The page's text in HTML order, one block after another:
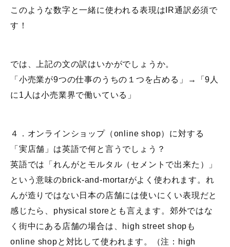
このような数字と一緒に使われる表現はIR通訳必須で
す！
では、上記の文の訳はいかがでしょうか。
「小売業が9つの仕事のうちの１つを占める」→「9人
に1人は小売業界で働いている」
４．オンラインショップ（online shop）に対する
「実店舗」は英語で何と言うでしょう？
英語では「れんがとモルタル（セメントで出来た）」
という意味のbrick-and-mortarがよく使われます。れ
んが造りではない日本の店舗には使いにくい表現だと
感じたら、physical storeとも言えます。郊外ではな
く街中にある店舗の場合は、high street shopも
online shopと対比して使われます。（注：high